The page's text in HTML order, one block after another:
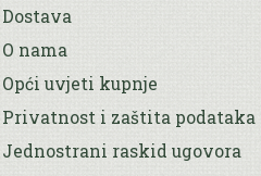
Dostava
O nama
Opći uvjeti kupnje
Privatnost i zaštita podataka
Jednostrani raskid ugovora